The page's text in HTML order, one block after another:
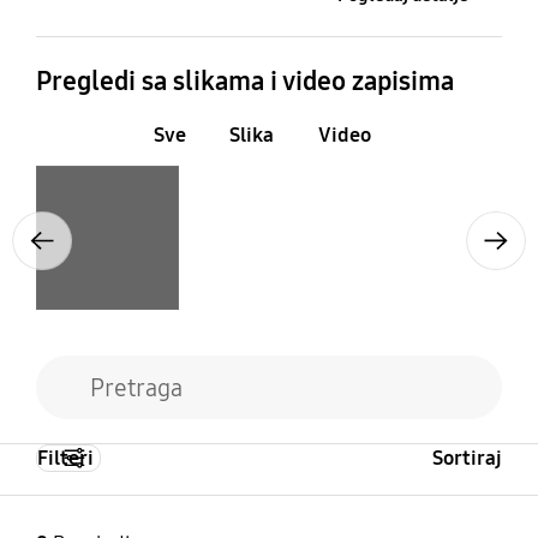
Pregledi sa slikama i video zapisima
Sve Slika Video
Filteri Sortiraj